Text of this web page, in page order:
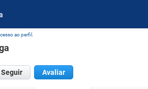
ao perfil.
Seguir Avaliar